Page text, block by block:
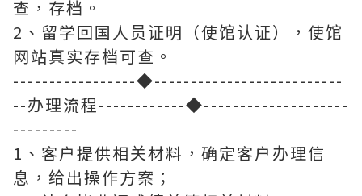
查，存档。
2、留学回国人员证明（使馆认证），使馆
网站真实存档可查。
-----------------◆--------------------------
--办理流程------------◆--------------------
---------
1、客户提供相关材料，确定客户办理信
息，给出操作方案；